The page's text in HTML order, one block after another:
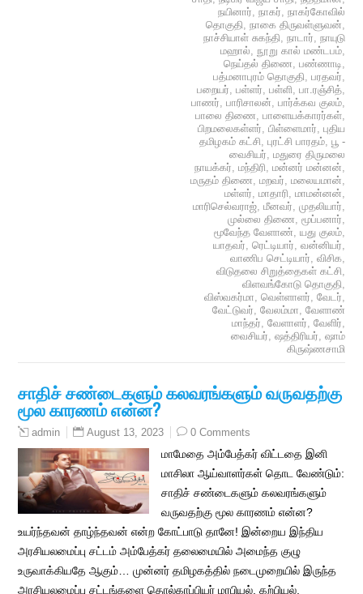
நயினார், நாகர், நாகர்கோவில்
தொகுதி, நாகை திருவள்ளுவன்,
நாச்சியாள் சுகந்தி, நாடார், நாயுடு
மஹால், நூறு கால் மண்டபம்,
நெய்தல் திணை, பண்ணாடி,
பத்மனாபுரம் தொகுதி, பரதவர்,
பறையர், பள்ளர், பள்ளி, பா.ரஞ்சித்,
பாணர், பாரிசாலன், பார்க்கவ குலம்,
பாலை திணை, பாளையக்காரர்கள்,
பிறமலைகள்ளர், பிள்ளைமார், புதிய
தமிழகம் கட்சி, புரட்சி பாரதம், பூ -
வைசியர், மதுரை திருமலை
நாயக்கர், மந்திரி, மன்னர் மன்னன்,
மருதம் திணை, மறவர், மலையமான்,
மள்ளர், மாதாரி, மாமன்னன்,
மாரிசெல்வராஜ், மீனவர், முதலியார்,
முல்லை திணை, மூப்பனார்,
மூவேந்த வேளாண், யது குலம்,
யாதவர், ரெட்டியார், வன்னியர்,
வாணிப செட்டியார், விசிக,
விடுதலை சிறுத்தைகள் கட்சி,
விளவங்கோடு தொகுதி,
விஸ்வகர்மா, வெள்ளாளர், வேடர்,
வேட்டுவர், வேலம்மா, வேளாண்
மாந்தர், வேளாளர், வேளிர்,
வைசியர், ஷத்திரியர், ஷாம்
கிருஷ்ணசாமி
சாதிச் சண்டைகளும் கலவரங்களும் வருவதற்கு
மூல காரணம் என்ன?
admin August 13, 2023 0 Comments
மாமேதை அம்பேத்கர் விட்டதை இனி
மாசிலா ஆய்வாளர்கள் தொட வேண்டும்:
சாதிச் சண்டைகளும் கலவரங்களும்
வருவதற்கு மூல காரணம் என்ன?
உயர்ந்தவன் தாழ்ந்தவன் என்ற கோட்பாடு தானே! இன்றைய இந்திய
அரசியலமைப்பு சட்டம் அம்பேத்கர் தலைமையில் அமைந்த குழு
உருவாக்கியதே ஆகும்… முன்னர் தமிழகத்தில் நடைமுறையில் இருந்த
அரசியலமைப்பு சட்டங்களை தொல்காப்பியர் மரபியல், கற்பியல்,